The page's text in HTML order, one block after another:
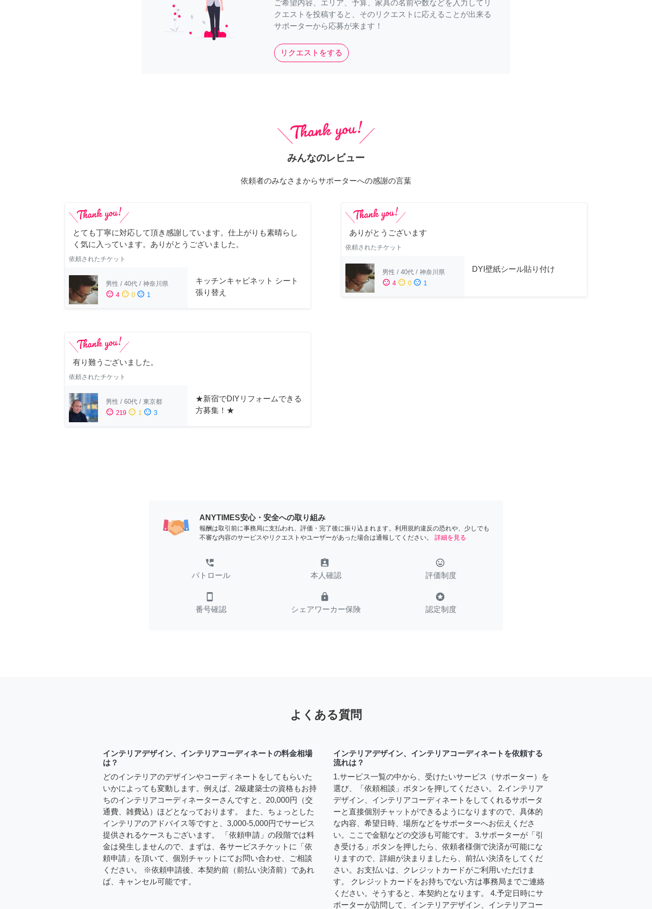
ご希望内容、エリア、予算、家具の名前や数などを入力してリ
クエストを投稿すると、そのリクエストに応えることが出来る
サポーターから応募が来ます！
リクエストをする
みんなのレビュー
依頼者のみなさまからサポーターへの感謝の言葉
とても丁寧に対応して頂き感謝しています。仕上がりも素晴らし
く気に入っています。ありがとうございました。
依頼されたチケット
男性 / 40代 / 神奈川県
sentiment_satisfied 4 sentiment_neutral 0 sentiment_dissatisfied 1
キッチンキャビネット シート
張り替え
ありがとうございます
依頼されたチケット
男性 / 40代 / 神奈川県
sentiment_satisfied 4 sentiment_neutral 0 sentiment_dissatisfied 1
DYI壁紙シール貼り付け
有り難うございました。
依頼されたチケット
男性 / 60代 / 東京都
sentiment_satisfied 219 sentiment_neutral 1 sentiment_dissatisfied 3
★新宿でDIYリフォームできる
方募集！★
ANYTIMES安心・安全への取り組み
報酬は取引前に事務局に支払われ、評価・完了後に振り込まれます。利用規約違反の恐れや、少しでも
不審な内容のサービスやリクエストやユーザーがあった場合は通報してください。
詳細を見る
perm_phone_msg
パトロール
assignment_ind
本人確認
tag_faces
評価制度
smartphone
番号確認
lock
シェアワーカー保険
stars
認定制度
よくある質問
インテリアデザイン、インテリアコーディネートの料金相場
は？
どのインテリアのデザインやコーディネートをしてもらいた
いかによっても変動します。例えば、2級建築士の資格もお持
ちのインテリアコーディネーターさんですと、20,000円（交
通費、雑費込）ほどとなっております。 また、ちょっとした
インテリアのアドバイス等ですと、3,000-5,000円でサービス
提供されるケースもございます。 「依頼申請」の段階では料
金は発生しませんので、まずは、各サービスチケットに「依
頼申請」を頂いて、個別チャットにてお問い合わせ、ご相談
ください。 ※依頼申請後、本契約前（前払い決済前）であれ
ば、キャンセル可能です。
インテリアデザイン、インテリアコーディネートを依頼する
流れは？
1.サービス一覧の中から、受けたいサービス（サポーター）を
選び、「依頼相談」ボタンを押してください。 2.インテリア
デザイン、インテリアコーディネートをしてくれるサポータ
ーと直接個別チャットができるようになりますので、具体的
な内容、希望日時、場所などをサポーターへお伝えくださ
い。ここで金額などの交渉も可能です。 3.サポーターが「引
き受ける」ボタンを押したら、依頼者様側で決済が可能にな
りますので、詳細が決まりましたら、前払い決済をしてくだ
さい。お支払いは、クレジットカードがご利用いただけま
す。 クレジットカードをお持ちでない方は事務局までご連絡
ください。そうすると、本契約となります。 4.予定日時にサ
ポーターが訪問して、インテリアデザイン、インテリアコー